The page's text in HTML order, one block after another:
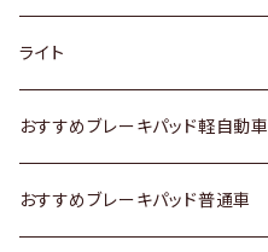
ホンダ
スズキ
日産
トヨタ
ホンダ
スズキ
ライト
トヨタ
スズキ
おすすめブレーキパッド軽自動車
トヨタ
おすすめブレーキパッド普通車